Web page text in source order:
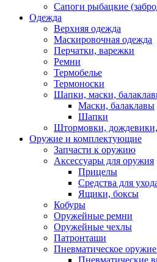
Сапоги рыбацкие
Одежда
Верхняя одежда
Маскировочная одежда
Перчатки, варежки
Ремни
Термобелье
Термоноски
Шапки, маски,
Маски, балаклавы
Шапки
Штормовки,
Оружие и комплектующие
Запчасти к оружию
Аксессуары для оружия
Прицелы
Средства для
Ящики, боксы
Кобуры
Оружейные ремни
Оружейные чехлы
Патронташи
Пневматическое